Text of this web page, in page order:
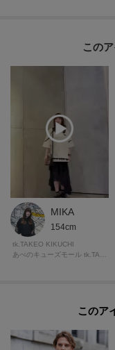
この
MIKA
154cm
tk.TAKEO KIKUCHI
このア